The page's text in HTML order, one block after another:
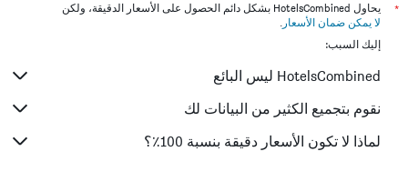
*
يحاول HotelsCombined بشكل دائم الحصول على الأسعار الدقيقة، ولكن
لا يمكن ضمان الأسعار .
إليك السبب:
HotelsCombined ليس البائع
نقوم بتجميع الكثير من البيانات لك
لماذا لا تكون الأسعار دقيقة بنسبة 100٪؟